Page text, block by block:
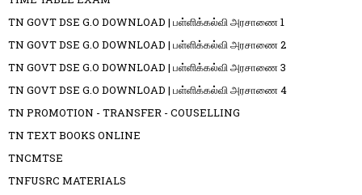
TN GOVT DSE G.O DOWNLOAD | பள்ளிக்கல்வி அரசாணை 1
TN GOVT DSE G.O DOWNLOAD | பள்ளிக்கல்வி அரசாணை 2
TN GOVT DSE G.O DOWNLOAD | பள்ளிக்கல்வி அரசாணை 3
TN GOVT DSE G.O DOWNLOAD | பள்ளிக்கல்வி அரசாணை 4
TN PROMOTION - TRANSFER - COUSELLING
TN TEXT BOOKS ONLINE
TNCMTSE
TNFUSRC MATERIALS